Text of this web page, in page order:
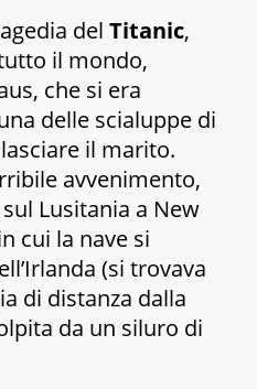
del Titanic,
il mondo,
che si era
delle scialuppe di
il marito.
avvenimento,
Lusitania a New
cui la nave si
(si trovava
di distanza dalla
da un siluro di